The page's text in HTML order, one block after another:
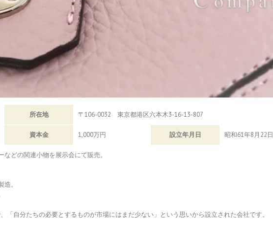
所在地 〒106-0032 東京都港区六本木3-16-13-807
資本金 1,000万円 設立年月日 昭和61年8月22日
どの関連小物を展示会にて販売。
。
「自分たちの必要とするものが市場にはまだ少ない」という思いから設立された会社です。